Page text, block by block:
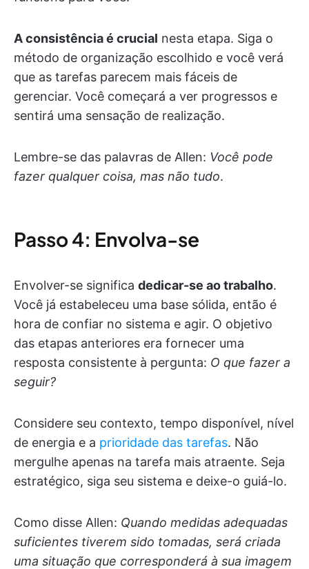
A consistência é crucial nesta etapa. Siga o
método de organização escolhido e você verá
que as tarefas parecem mais fáceis de
gerenciar. Você começará a ver progressos e
sentirá uma sensação de realização.
Lembre-se das palavras de Allen: Você pode
fazer qualquer coisa, mas não tudo.
Passo 4: Envolva-se
Envolver-se significa dedicar-se ao trabalho.
Você já estabeleceu uma base sólida, então é
hora de confiar no sistema e agir. O objetivo
das etapas anteriores era fornecer uma
resposta consistente à pergunta: O que fazer a
seguir?
Considere seu contexto, tempo disponível, nível
de energia e a prioridade das tarefas. Não
mergulhe apenas na tarefa mais atraente. Seja
estratégico, siga seu sistema e deixe-o guiá-lo.
Como disse Allen: Quando medidas adequadas
suficientes tiverem sido tomadas, será criada
uma situação que corresponderá à sua imagem